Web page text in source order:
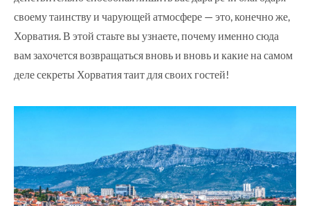
своему таинству и чарующей атмосфере — это, конечно же,
Хорватия. В этой стаьте вы узнаете, почему именно сюда
вам захочется возвращаться вновь и вновь и какие на самом
деле секреты Хорватия таит для своих гостей!